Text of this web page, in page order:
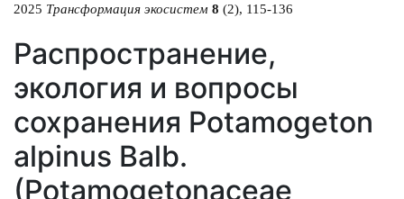
2025 Трансформация экосистем 8 (2), 115-136
Распространение,
экология и вопросы
сохранения Potamogeton
alpinus Balb.
(Potamogetonaceae